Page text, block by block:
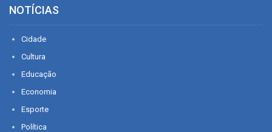
NOTÍCIAS
Cidade
Cultura
Educação
Economia
Esporte
Política